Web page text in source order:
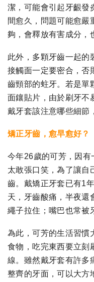
潔，可能會引起牙齦發
間愈久，問題可能愈嚴
夠，會釋放有害成分，
此外，多顆牙齒一起的
接觸面一定要密合，否
齒頸部的蛀牙。若是單
面鑲貼片，由於刷牙不
戴牙套該注意哪些細節
矯正牙齒，愈早愈好？
今年26歲的可芳，因有
太敢張口笑，為了讓自
齒。戴矯正牙套已有1
天，牙齒酸痛，半夜還
繩子拉住；嘴巴也常被
為此，可芳的生活習慣
食物，吃完東西要立刻
線。雖然戴牙套有許多
整齊的牙面，可以大方